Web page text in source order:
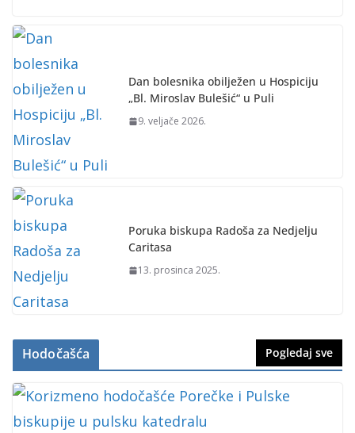
Dan bolesnika obilježen u Hospiciju
„Bl. Miroslav Bulešić“ u Puli
9. veljače 2026.
Poruka biskupa Radoša za Nedjelju
Caritasa
13. prosinca 2025.
Hodočašća Pogledaj sve